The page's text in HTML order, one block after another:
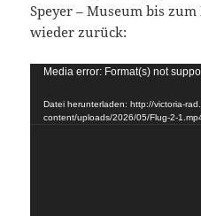
Speyer – Museum bis
wieder zurück:
Video-
Media error: Format(s) not
Datei herunterladen: http://victoria-
content/uploads/2026/05/Flug-2-